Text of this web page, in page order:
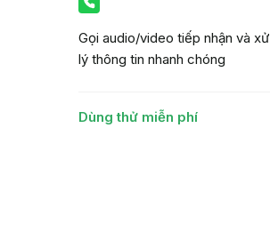
Gọi audio/video tiếp nhận và xử
lý thông tin nhanh chóng
Dùng thử miễn phí